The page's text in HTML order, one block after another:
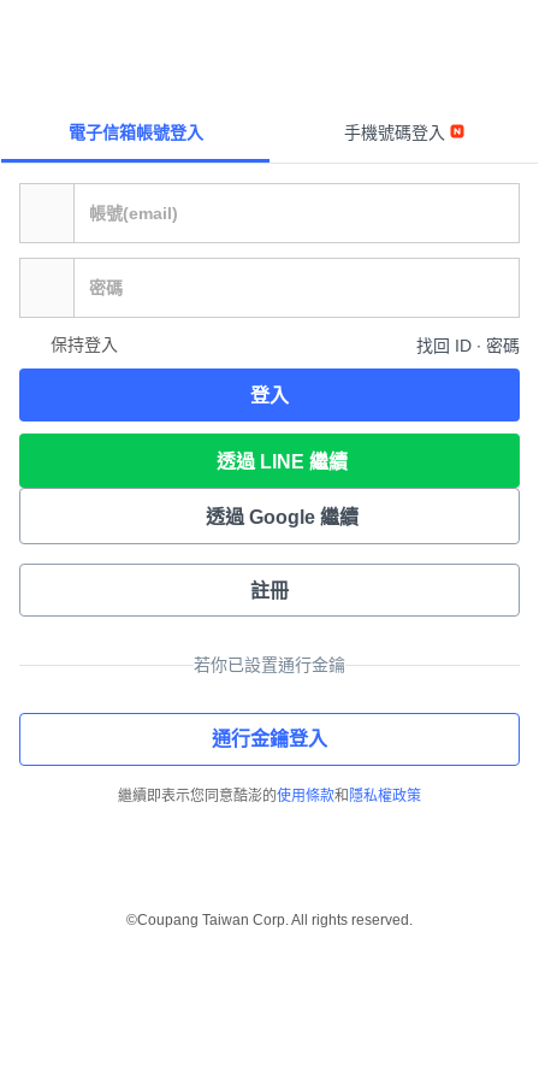
電子信箱帳號登入 手機號碼登入
保持登入 找回 ID ∙ 密碼
登入
透過 LINE 繼續
透過 Google 繼續
註冊
若你已設置通行金鑰
通行金鑰登入
繼續即表示您同意酷澎的使用條款和 隱私權政策
©Coupang Taiwan Corp. All rights reserved.